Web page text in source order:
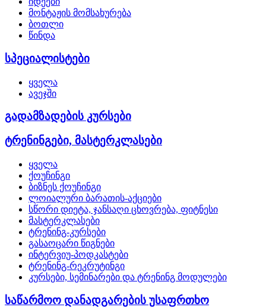
მონტაჟის მომსახურება
ბოთლი
წინდა
სპეციალისტები
ყველა
ავეჯში
გადამზადების კურსები
ტრენინგები, მასტერკლასები
ყველა
ქოუჩინგი
ბიზნეს ქოუჩინგი
ლოიალური ბარათის-აქციები
სწორი დიეტა, ჯანსაღი ცხოვრება, ფიტნესი
მასტერკლასები
ტრენინგ-კურსები
გასაოცარი წიგნები
ინტერვიუ-პოდკასტები
ტრენინგ-რეკრუტინგი
კურსები, სემინარები და ტრენინგ მოდულები
საწარმოო დანადგარების უსაფრთხო